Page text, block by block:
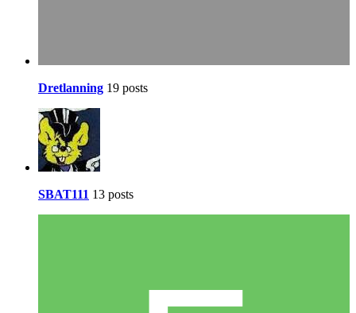
Dretlanning 19 posts
SBAT111 13 posts